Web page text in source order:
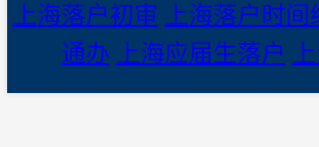
上海落户初审
上海落户时间
通办
上海应届生落户